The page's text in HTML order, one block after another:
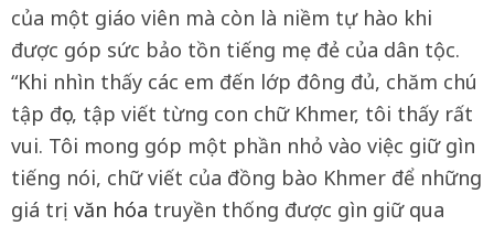
của một giáo viên mà còn là niềm tự hào khi
được góp sức bảo tồn tiếng mẹ đẻ của dân tộc.
“Khi nhìn thấy các em đến lớp đông đủ, chăm chú
tập đọc, tập viết từng con chữ Khmer, tôi thấy rất
vui. Tôi mong góp một phần nhỏ vào việc giữ gìn
tiếng nói, chữ viết của đồng bào Khmer để những
giá trị văn hóa truyền thống được gìn giữ qua